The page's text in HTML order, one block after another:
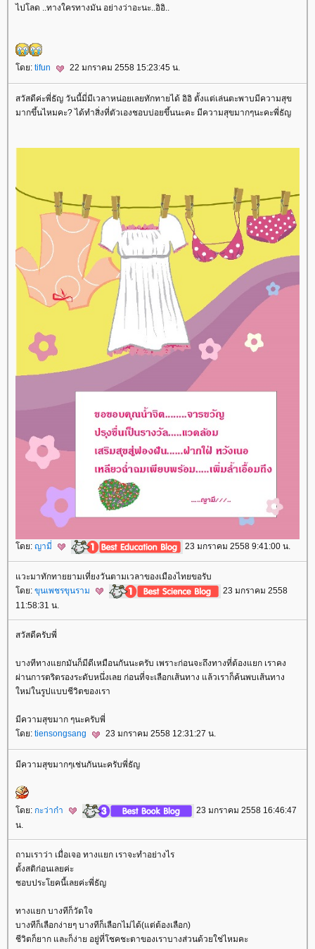
ไปโลด ..ทางใครทางมัน อย่างว่าอะนะ..อิอิ..
ดย: tifun 22 มกราคม 2558 15:23:45 น.
สวัสดีค่ะพี่ธัญ วันนี้มี่มีเวลาหน่อยเลยทักทายได้ อิอิ ตั้งแต่เล่นตะพาบมีความสุข
มากขึ้นไหมคะ? ได้ทำสิ่งที่ตัวเองชอบบ่อยขึ้นนะคะ มีความสุขมากๆนะคะพี่ธัญ
ดย: ญามี่ 23 มกราคม 2558 9:41:00 น.
วะมาทักทายยามเที่ยงวันตามเวลาของเมืองไทยขอรับ
ดย: ขุนเพชรขุนราม
23 มกราคม 2558
11:58:31 น.
สวัสดีครับพี่
บางทีทางแยกมันก็มีดีเหมือนกันนะครับ เพราะก่อนจะถึงทางที่ต้องแยก เราคง
ผ่านการตริตรองระดับหนึ่งเลย ก่อนที่จะเลือกเส้นทาง แล้วเราก็ค้นพบเส้นทาง
หม่ในรูปแบบชีวิตของเรา
มีความสุขมาก ๆนะครับพี่
ดย: tiensongsang 23 มกราคม 2558 12:31:27 น.
มีความสุขมากๆเช่นกันนะครับพี่ธัญ
ดย: กะว่าก๋า
23 มกราคม 2558 16:46:47
น.
ถามเราว่า เมื่อเจอ ทางแยก เราจะทำอย่างไร
ตั้งสติก่อนเลยค่ะ
ชอบประโยคนี้เลยค่ะพี่ธัญ
ทางแยก บางทีก็วัดใจ
บางทีก็เลือกง่ายๆ บางทีก็เลือกไม่ได้(แต่ต้องเลือก)
ชีวิตก็ยาก และก็ง่าย อยู่ที่โชคชะตาของเราบางส่วนด้วยใช่ไหมคะ